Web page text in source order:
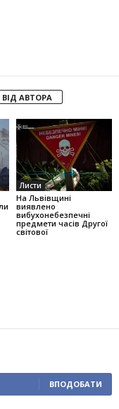
ВІД АВТОРА
Листи
На Львівщині
виявлено
вибухонебезпечні
предмети часів Другої
світової
ВПОДОБАТИ